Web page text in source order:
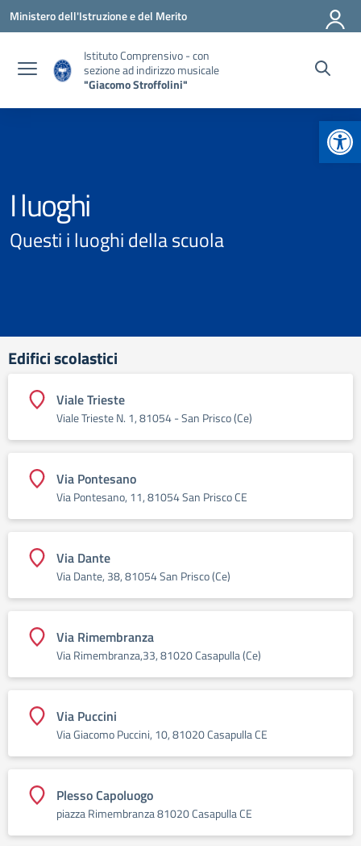
Vai ai contenuti
Vai al menu di navigazione
Vai al footer
Ministero dell'Istruzione e del Merito
Istituto Comprensivo - con
sezione ad indirizzo musicale
"Giacomo Stroffolini"
I luoghi
Questi i luoghi della scuola
Edifici scolastici
Viale Trieste
Viale Trieste N. 1, 81054 - San Prisco (Ce)
Via Pontesano
Via Pontesano, 11, 81054 San Prisco CE
Via Dante
Via Dante, 38, 81054 San Prisco (Ce)
Via Rimembranza
Via Rimembranza,33, 81020 Casapulla (Ce)
Via Puccini
Via Giacomo Puccini, 10, 81020 Casapulla CE
Plesso Capoluogo
piazza Rimembranza 81020 Casapulla CE